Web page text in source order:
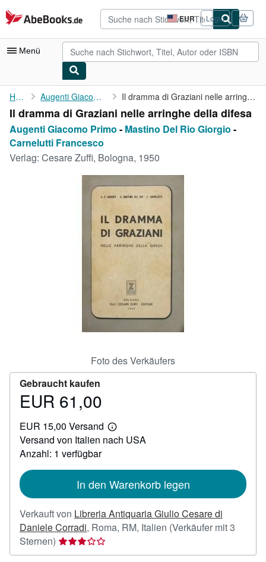
Zum Hauptinhalt
AbeBooks.de EUR
Seite
der
Einkaufseinstellungen.
Login
Menü
Nutzerkonto
Meine Bestellungen
Detailsuche
Sammlungen
Antiquarische Bücher
SCHLIESSEN
Home Augenti Giacomo Primo Il dramma di Graziani nelle arringhe della difesa
Il dramma di Graziani nelle arringhe della difesa
Augenti Giacomo Primo - Mastino Del Rio Giorgio -
Carnelutti Francesco
Verlag: Cesare Zuffi, Bologna, 1950
Foto des Verkäufers
Gebraucht kaufen
Preis
61,00
EUR 61,00
EUR 15,00 Versand
Weitere
Informationen
Versand von Italien nach USA
Anzahl: 1 verfügbar
In den Warenkorb legen
Verkauft von Libreria Antiquaria Giulio Cesare di
Daniele Corradi, Roma, RM, Italien (Verkäufer mit 3
Sternen) Verkäuferbewertung
3